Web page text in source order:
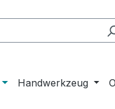
Handwerkzeug